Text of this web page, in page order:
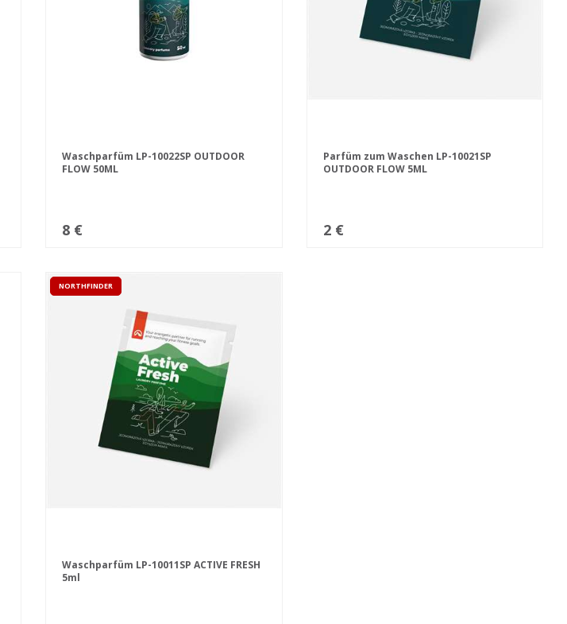
Waschparfüm LP-10022SP OUTDOOR
FLOW 50ML
8 €
Parfüm zum Waschen LP-10021SP
OUTDOOR FLOW 5ML
2 €
NORTHFINDER
Waschparfüm LP-10011SP ACTIVE FRESH
5ml